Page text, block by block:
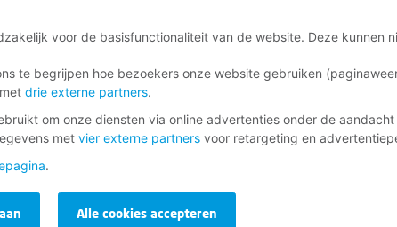
voor de basisfunctionaliteit van de website. Deze kunnen
te begrijpen hoe bezoekers onze website gebruiken
drie externe partners.
om onze diensten via online advertenties onder de
met vier externe partnersvoor retargeting en
.
Alle cookies accepteren